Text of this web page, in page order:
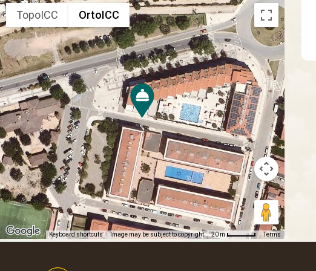
TopoICC OrtoICC
Keyboard shortcuts Image may be subject to copyright 20 m Terms